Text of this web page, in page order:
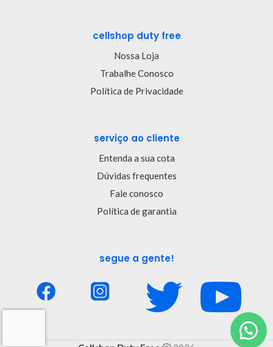
cellshop duty free
Nossa Loja
Trabalhe Conosco
Política de Privacidade
serviço ao cliente
Entenda a sua cota
Dúvidas frequentes
Fale conosco
Política de garantia
segue a gente!